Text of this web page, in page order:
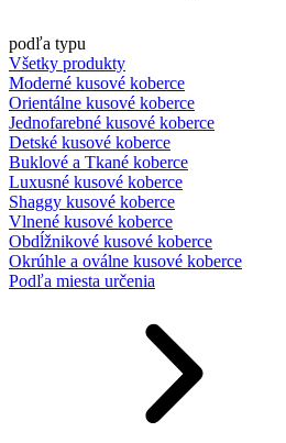
podľa typu
Všetky produkty
Moderné kusové koberce
Orientálne kusové koberce
Jednofarebné kusové koberce
Detské kusové koberce
Buklové a Tkané koberce
Luxusné kusové koberce
Shaggy kusové koberce
Vlnené kusové koberce
Obdĺžnikové kusové koberce
Okrúhle a oválne kusové koberce
Podľa miesta určenia